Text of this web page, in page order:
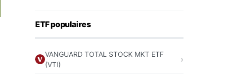
ETF populaires
VANGUARD TOTAL STOCK MKT ETF
(VTI)